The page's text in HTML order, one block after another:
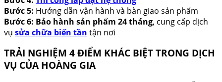
Bước 5: Hướng dẫn vận hành và bàn giao sản phẩm
Bước 6: Bảo hành sản phẩm 24 tháng, cung cấp dịch
vụ sửa chữa biến tần tận nơi
TRẢI NGHIỆM 4 ĐIỂM KHÁC BIỆT TRONG DỊCH
VỤ CỦA HOÀNG GIA